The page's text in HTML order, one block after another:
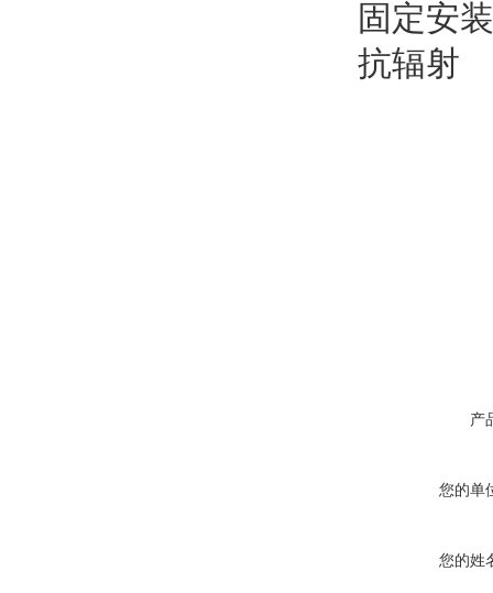
固定安
抗辐射
产
您的单
您的姓